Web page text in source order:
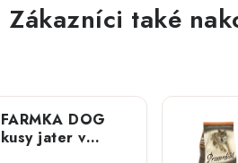
Zákazníci také
FARMKA DOG
kusy jater v